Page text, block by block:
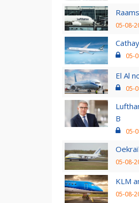
05-08-
05-
El Al
05-
B
05-
05-08-
KLM
05-08-